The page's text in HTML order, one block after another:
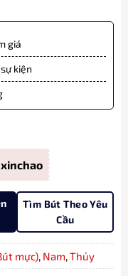
giá
kiện
xinchao
Tìm Bút Theo Yêu
Cầu
mực), Nam,Thủy